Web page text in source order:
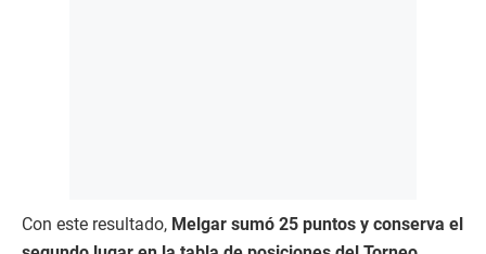
Con este resultado, Melgar sumó 25 puntos y conserva el